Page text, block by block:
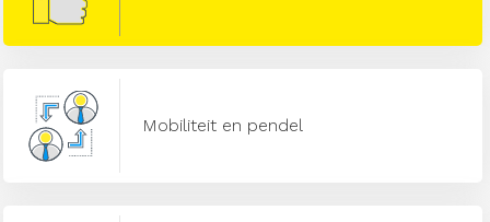
Mobiliteit en pendel